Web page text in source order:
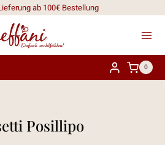
ab 100€ Bestellung
0
Posillipo